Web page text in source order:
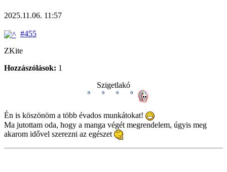
2025.11.06. 11:57
#455
ZKite
Hozzászólások: 1
Szigetlakó
Én is köszönöm a több évados munkátokat!
Ma jutottam oda, hogy a manga végét megrendelem, úgyis meg
akarom idővel szerezni az egészet